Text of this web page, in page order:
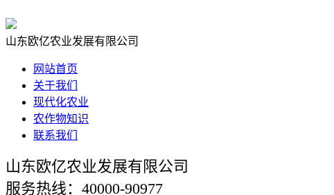
山东欧亿农业发展有限公司
网站首页
关于我们
现代化农业
农作物知识
联系我们
山东欧亿农业发展有限公司
服务热线：40000-90977